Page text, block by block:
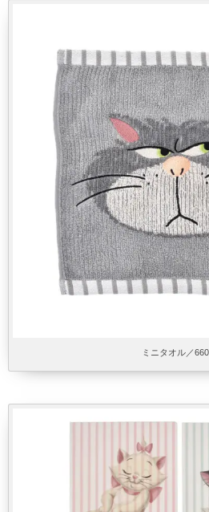
ミニタオル／